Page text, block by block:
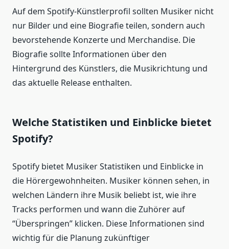
Auf dem Spotify-Künstlerprofil sollten Musiker nicht
nur Bilder und eine Biografie teilen, sondern auch
bevorstehende Konzerte und Merchandise. Die
Biografie sollte Informationen über den
Hintergrund des Künstlers, die Musikrichtung und
das aktuelle Release enthalten.
Welche Statistiken und Einblicke bietet
Spotify?
Spotify bietet Musiker Statistiken und Einblicke in
die Hörergewohnheiten. Musiker können sehen, in
welchen Ländern ihre Musik beliebt ist, wie ihre
Tracks performen und wann die Zuhörer auf
“Überspringen” klicken. Diese Informationen sind
wichtig für die Planung zukünftiger